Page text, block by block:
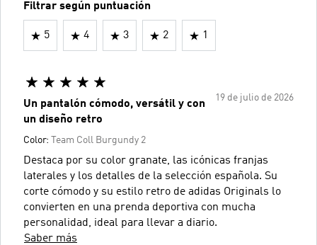
Filtrar según puntuación
5 4 3 2 1
19 de julio de 2026
Un pantalón cómodo, versátil y con
un diseño retro
Color: Team Coll Burgundy 2
Destaca por su color granate, las icónicas franjas
laterales y los detalles de la selección española. Su
corte cómodo y su estilo retro de adidas Originals lo
convierten en una prenda deportiva con mucha
personalidad, ideal para llevar a diario.
Saber más